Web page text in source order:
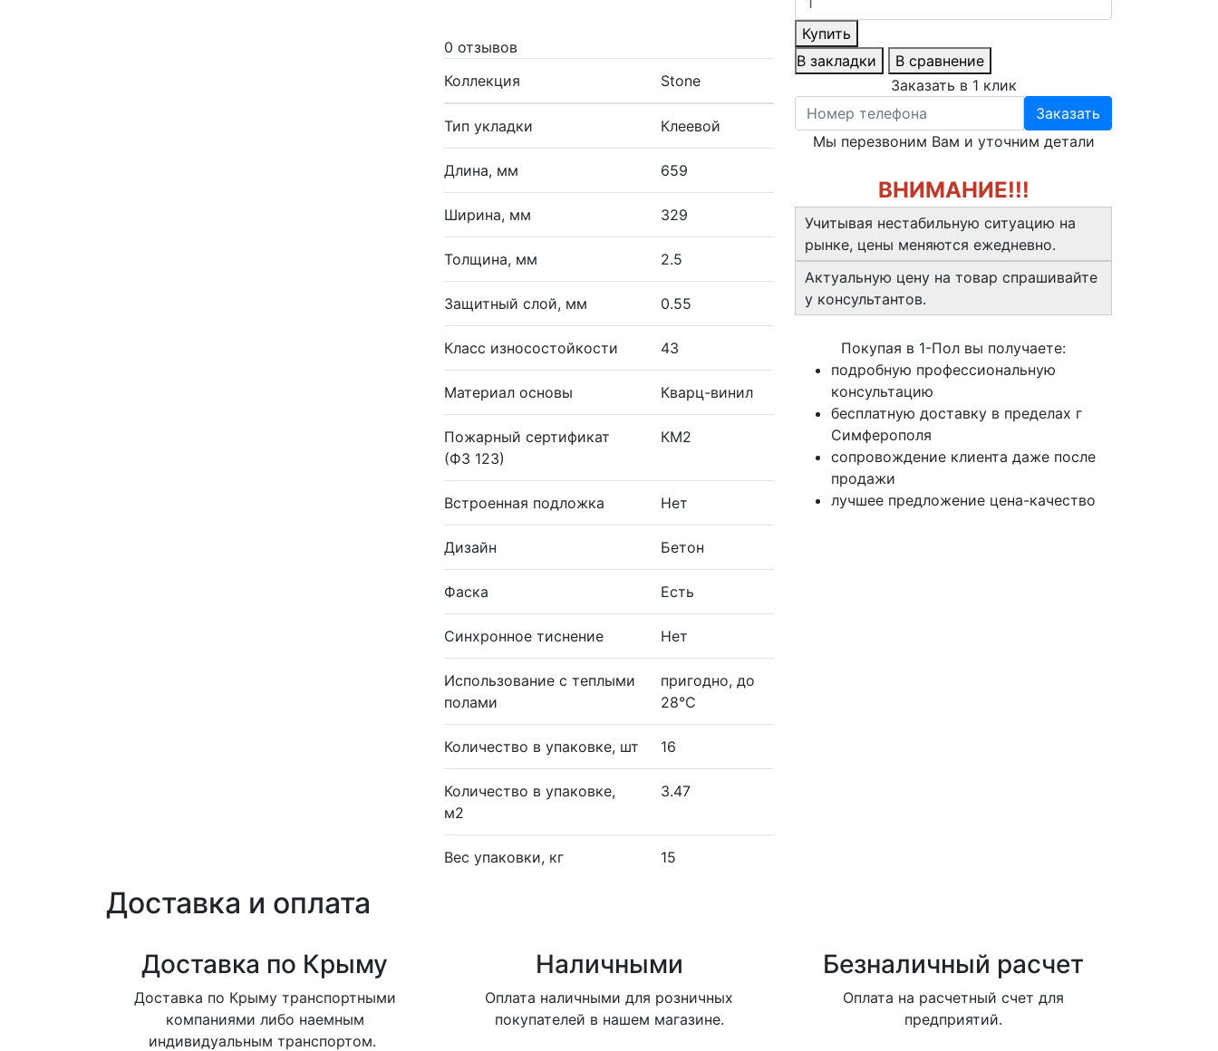
0 отзывов
Коллекция
Stone
Тип укладки Клеевой
Длина, мм 659
Ширина, мм 329
Толщина, мм 2.5
Защитный слой, мм 0.55
Класс износостойкости 43
Материал основы Кварц-винил
Пожарный сертификат
(ФЗ 123)
КМ2
Встроенная подложка Нет
Дизайн Бетон
Фаска Есть
Синхронное тиснение Нет
Использование с теплыми
полами
пригодно, до
28°С
Количество в упаковке, шт 16
Количество в упаковке,
м2
3.47
Вес упаковки, кг 15
Купить
В закладки
В сравнение
Заказать в 1 клик
Заказать
Мы перезвоним Вам и уточним детали
ВНИМАНИЕ!!!
Учитывая нестабильную ситуацию на
рынке, цены меняются ежедневно.
Актуальную цену на товар спрашивайте
у консультантов.
Покупая в 1-Пол вы получаете:
подробную профессиональную
консультацию
бесплатную доставку в пределах г
Симферополя
сопровождение клиента даже после
продажи
лучшее предложение цена-качество
Доставка и оплата
Доставка по Крыму
Доставка по Крыму транспортными
компаниями либо наемным
индивидуальным транспортом.
Наличными
Оплата наличными для розничных
покупателей в нашем магазине.
Безналичный расчет
Оплата на расчетный счет для
предприятий.